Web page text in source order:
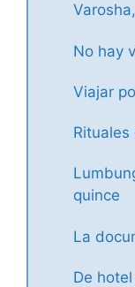
No hay
Viajar
quince
La
De